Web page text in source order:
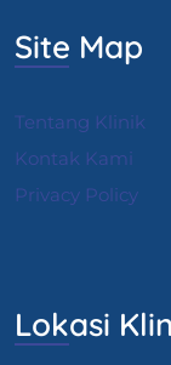
Site Map
Tentang Klinik
Kontak Kami
Privacy Policy
Lokasi